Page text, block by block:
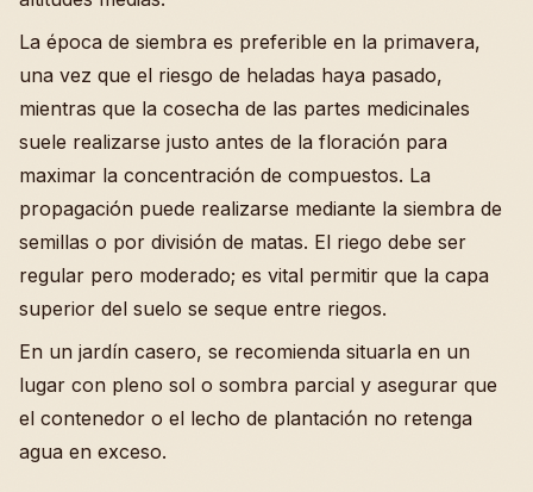
La época de siembra es preferible en la primavera,
una vez que el riesgo de heladas haya pasado,
mientras que la cosecha de las partes medicinales
suele realizarse justo antes de la floración para
maximar la concentración de compuestos. La
propagación puede realizarse mediante la siembra de
semillas o por división de matas. El riego debe ser
regular pero moderado; es vital permitir que la capa
superior del suelo se seque entre riegos.
En un jardín casero, se recomienda situarla en un
lugar con pleno sol o sombra parcial y asegurar que
el contenedor o el lecho de plantación no retenga
agua en exceso.